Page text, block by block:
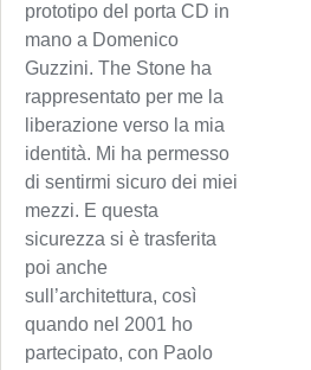
prototipo del porta CD in
mano a Domenico
Guzzini. The Stone ha
rappresentato per me la
liberazione verso la mia
identità. Mi ha permesso
di sentirmi sicuro dei miei
mezzi. E questa
sicurezza si è trasferita
poi anche
sull’architettura, così
quando nel 2001 ho
partecipato, con Paolo